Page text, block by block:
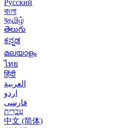
Русский
বাংলা
বதமிழ்
తెలుగు
ಕನ್ನಡ
മലയാളം
ไทย
हिंदी
العربية
اردو
فارسی
עִברִית
中文 (简体)